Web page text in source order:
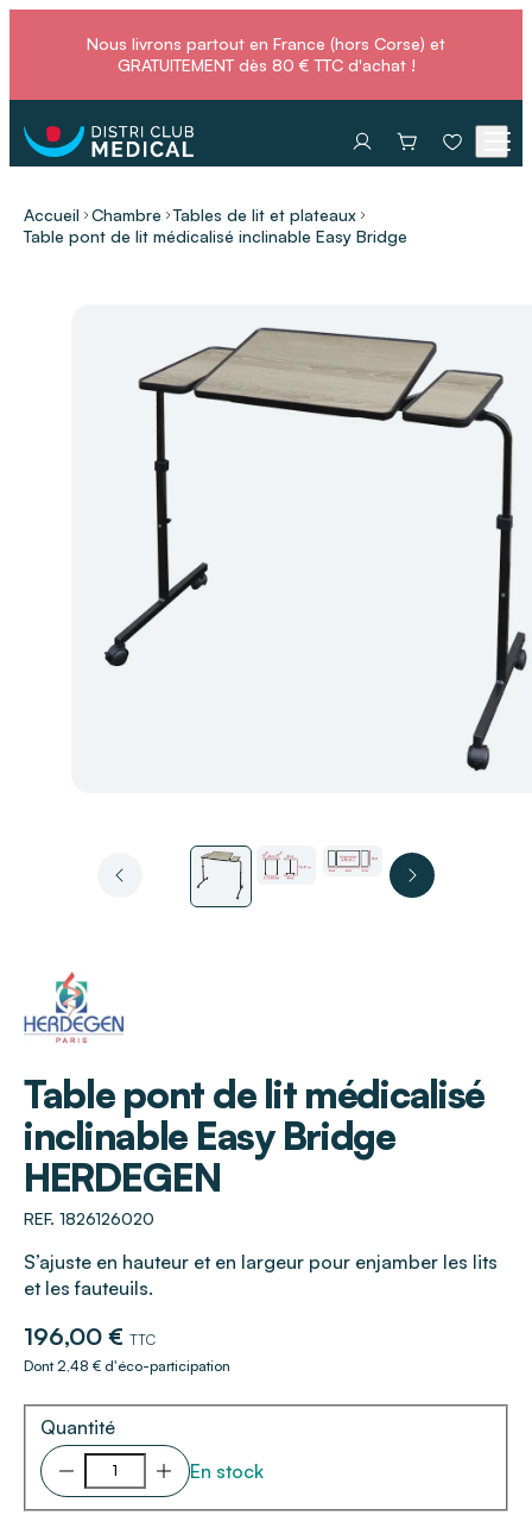
Nous livrons partout en France (hors Corse) et
GRATUITEMENT dès 80 € TTC d'achat !
Accueil Chambre
Tables de lit et plateaux
Table pont de lit médicalisé inclinable Easy Bridge
Table pont de lit médicalisé
inclinable Easy Bridge
HERDEGEN
REF. 1826126020
S’ajuste en hauteur et en largeur pour enjamber les lits
et les fauteuils.
196,00 € TTC
Dont 2,48 € d'éco-participation
Quantité
En stock